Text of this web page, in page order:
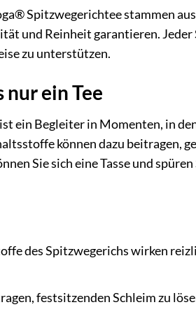
Spitzwegerichtee stammen
und Reinheit garantieren. Jeder
zu unterstützen.
ein Tee
ein Begleiter in Momenten, in
können dazu beitragen,
Sie sich eine Tasse und spüren
des Spitzwegerichs wirken
festsitzenden Schleim zu